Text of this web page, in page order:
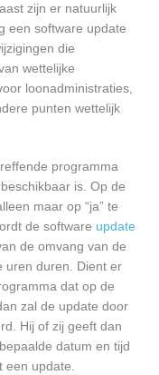
zijn er natuurlijk
een software update
die
wettelijke
loonadministraties,
punten wettelijk
programma
is. Op de
maar op “ja” te
de software update
de omvang van de
uren duren. Dient er
dat op de
zal de update door
Hij of zij geeft dan
datum en tijd
een update.